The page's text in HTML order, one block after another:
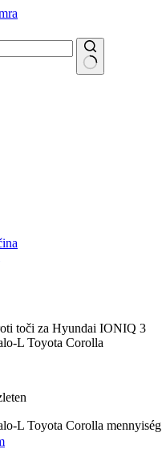
L Toyota Corolla
L Toyota Corolla mennyiség